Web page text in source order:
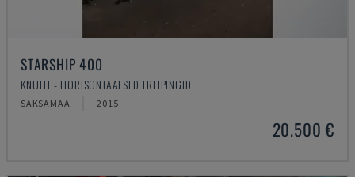
STARSHIP 400
KNUTH - HORISONTAALSED TREIPINGID
SAKSAMAA 2015
20.500 €